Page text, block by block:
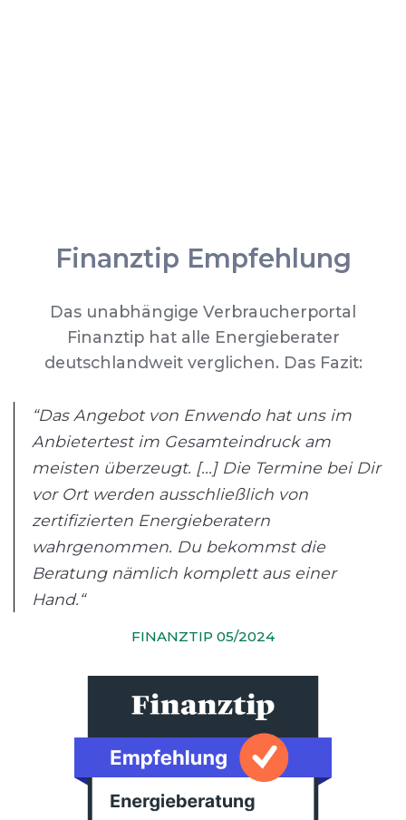
Finanztip Empfehlung
Das unabhängige Verbraucherportal
Finanztip hat alle Energieberater
deutschlandweit verglichen. Das Fazit:
“Das Angebot von Enwendo hat uns im
Anbietertest im Gesamteindruck am
meisten überzeugt. [...] Die Termine bei Dir
vor Ort werden ausschließlich von
zertifizierten Energieberatern
wahrgenommen. Du bekommst die
Beratung nämlich komplett aus einer
Hand.“
FINANZTIP 05/2024